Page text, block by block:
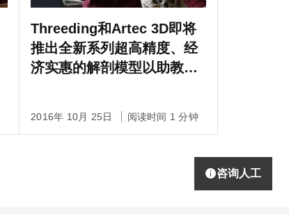
Threeding和Artec 3D即将
推出全新系列超高精度、经
济实惠的解剖模型以助教育
2016年 10月 25日 阅读时间 1 分钟
咨询人工